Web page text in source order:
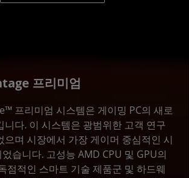
프리미엄
프리미엄 시스템은 게이밍 PC의 새로
니다. 이 시스템은 광범위한 고객 연구
으며 시장에서 가장 게이머 중심적인 시
습니다. 고성능 AMD CPU 및 GPU의
점적인 스마트 기술 제품군 및 하드웨